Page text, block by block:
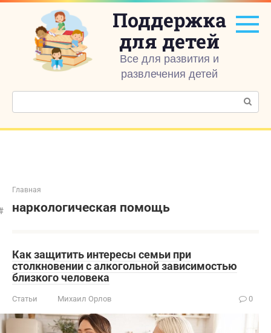
Перейти
контенту
Поддержка
для детей
Все для развития и
развлечения детей
Поиск:
Главная
наркологическая помощь
Как защитить интересы семьи при
столкновении с алкогольной зависимостью
близкого человека
Статьи Михаил Орлов 0